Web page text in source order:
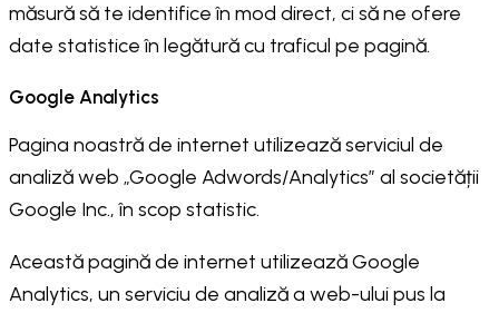
măsură să te identifice în mod direct, ci să ne ofere
date statistice în legătură cu traficul pe pagină.
Google Analytics
Pagina noastră de internet utilizează serviciul de
analiză web „Google Adwords/Analytics” al societății
Google Inc., în scop statistic.
Această pagină de internet utilizează Google
Analytics, un serviciu de analiză a web-ului pus la